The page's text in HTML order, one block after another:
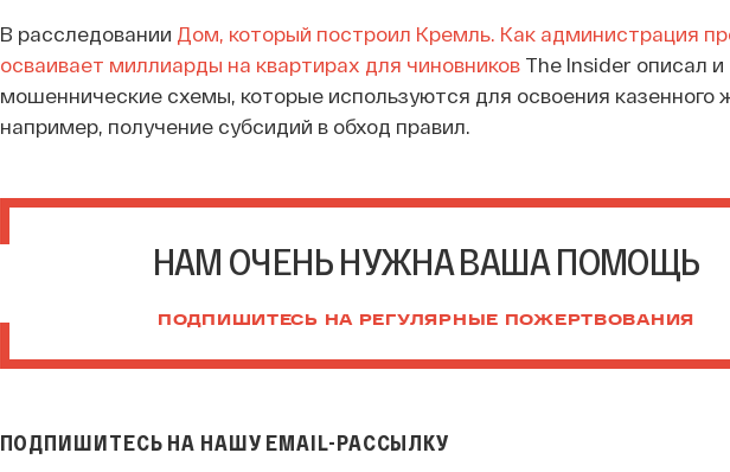
В расследовании Дом, который построил Кремль. Как администрация
осваивает миллиарды на квартирах для чиновниковThe Insider описал и
мошеннические схемы, которые используются для освоения казенного
например, получение субсидий в обход правил.
НАМ ОЧЕНЬ НУЖНА ВАША ПОМОЩЬ
ПОДПИШИТЕСЬ НА РЕГУЛЯРНЫЕ ПОЖЕРТВОВАНИЯ
ПОДПИШИТЕСЬ НА НАШУ EMAIL-РАССЫЛКУ